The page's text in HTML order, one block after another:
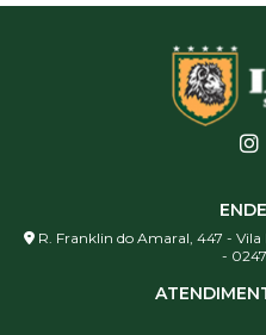
R. Franklin do Amaral, 447 -
-